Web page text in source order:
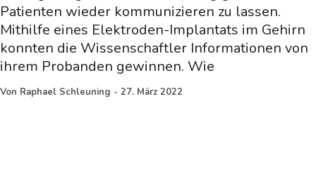
Patienten wieder kommunizieren zu lassen.
Mithilfe eines Elektroden-Implantats im Gehirn
konnten die Wissenschaftler Informationen von
ihrem Probanden gewinnen. Wie
Von Raphael Schleuning - 27. März 2022